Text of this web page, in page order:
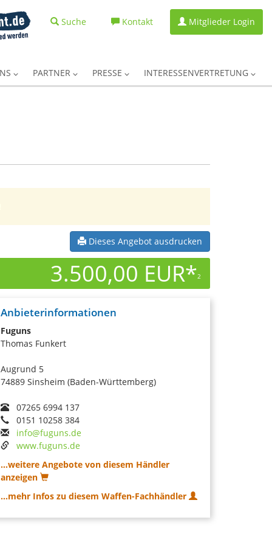
Suche Kontakt Mitglieder Login
PARTNER PRESSE INTERESSENVERTRETUNG
Dieses Angebot ausdrucken
3.500,00 EUR*2
Anbieterinformationen
Fuguns
Thomas Funkert
Augrund 5
74889 Sinsheim (Baden-Württemberg)
07265 6994 137
0151 10258 384
info@fuguns.de
www.fuguns.de
...weitere Angebote von diesem Händler
anzeigen
...mehr Infos zu diesem Waffen-Fachhändler